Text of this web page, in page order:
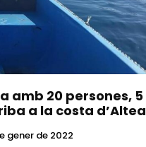
amb 20 persones, 5
a la costa d’Altea
gener de 2022